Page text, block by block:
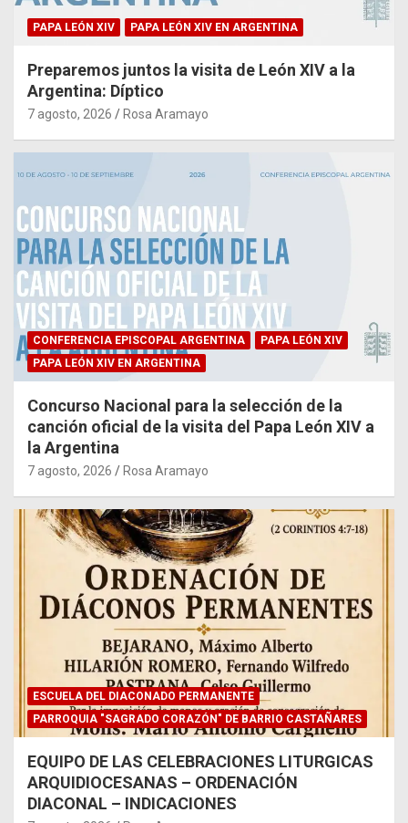
PAPA LEÓN XIV PAPA LEÓN XIV EN ARGENTINA
Preparemos juntos la visita de León XIV a la
Argentina: Díptico
7 agosto, 2026 Rosa Aramayo
CONFERENCIA EPISCOPAL ARGENTINA
PAPA LEÓN XIV
PAPA LEÓN XIV EN ARGENTINA
Concurso Nacional para la selección de la
canción oficial de la visita del Papa León XIV a
la Argentina
7 agosto, 2026 Rosa Aramayo
ESCUELA DEL DIACONADO PERMANENTE
PARROQUIA "SAGRADO CORAZÓN" DE BARRIO CASTAÑARES
EQUIPO DE LAS CELEBRACIONES LITURGICAS
ARQUIDIOCESANAS – ORDENACIÓN
DIACONAL – INDICACIONES